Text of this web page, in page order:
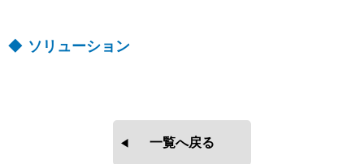
ソリューション
一覧へ戻る